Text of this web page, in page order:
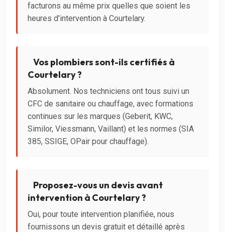
facturons au même prix quelles que soient les
heures d'intervention à Courtelary.
Vos plombiers sont-ils certifiés à
Courtelary ?
Absolument. Nos techniciens ont tous suivi un
CFC de sanitaire ou chauffage, avec formations
continues sur les marques (Geberit, KWC,
Similor, Viessmann, Vaillant) et les normes (SIA
385, SSIGE, OPair pour chauffage).
Proposez-vous un devis avant
intervention à Courtelary ?
Oui, pour toute intervention planifiée, nous
fournissons un devis gratuit et détaillé après